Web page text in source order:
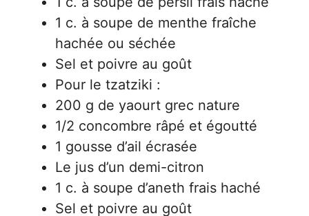
1 c. à soupe de menthe fraîche
hachée ou séchée
Sel et poivre au goût
Pour le tzatziki :
200 g de yaourt grec nature
1/2 concombre râpé et égoutté
1 gousse d’ail écrasée
Le jus d’un demi-citron
1 c. à soupe d’aneth frais haché
Sel et poivre au goût